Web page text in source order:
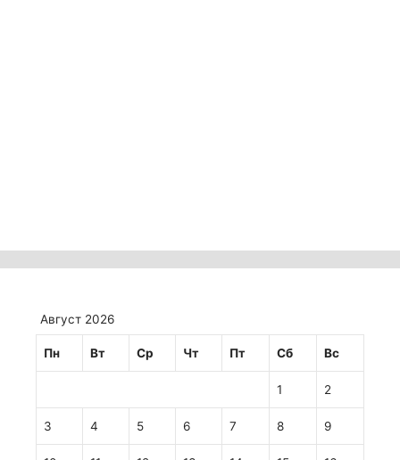
Август 2026
Пн Вт Ср Чт Пт Сб Вс
1 2
3 4 5 6 7 8 9